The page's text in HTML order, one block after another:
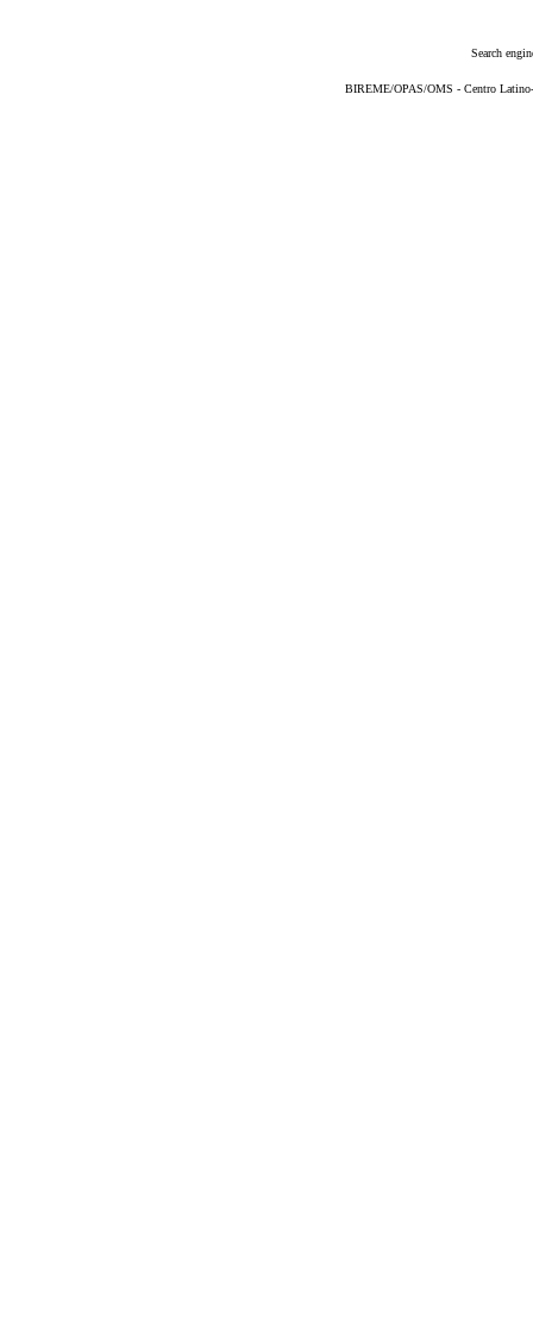
Search
BIREME/OPAS/OMS - Centro Latino-